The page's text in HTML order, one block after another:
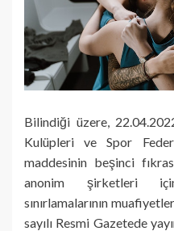
Bilindiği üzere,
Kulüpleri ve Spor
maddesinin beşinci
anonim şirketleri
sınırlamalarının
sayılı Resmi Gazetede